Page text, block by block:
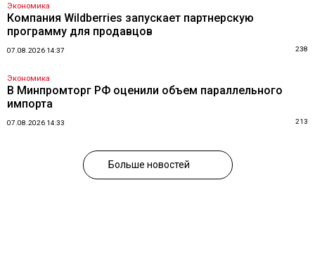
Экономика
Компания Wildberries запускает партнерскую
программу для продавцов
07.08.2026 14:37 238
Экономика
В Минпромторг РФ оценили объем параллельного
импорта
07.08.2026 14:33 213
Больше новостей